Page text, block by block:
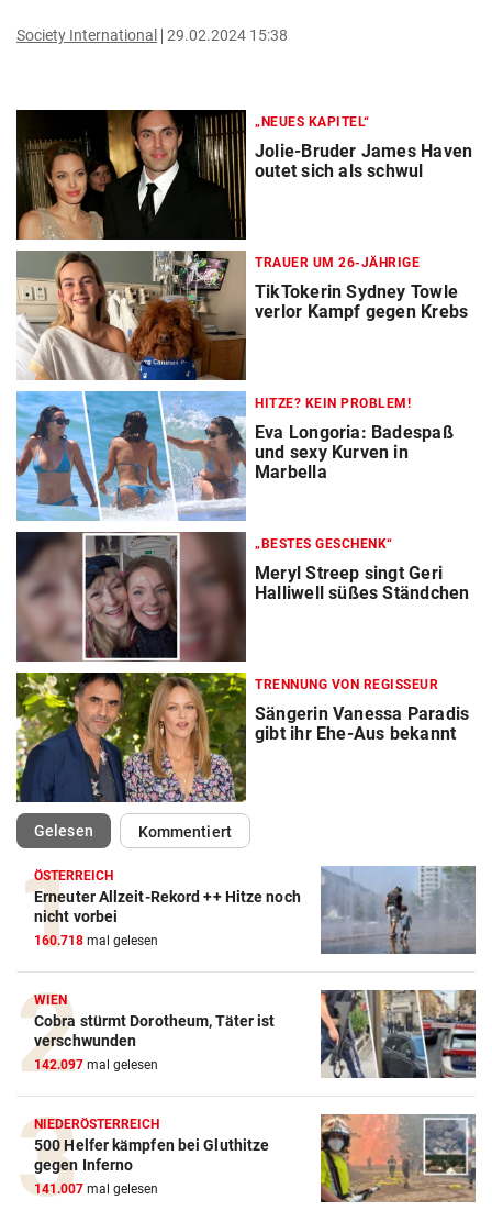
Society International 29.02.2024 15:38
„NEUES KAPITEL“
Jolie-Bruder James Haven
outet sich als schwul
TRAUER UM 26-JÄHRIGE
TikTokerin Sydney Towle
verlor Kampf gegen Krebs
HITZE? KEIN PROBLEM!
Eva Longoria: Badespaß
und sexy Kurven in
Marbella
„BESTES GESCHENK“
Meryl Streep singt Geri
Halliwell süßes Ständchen
TRENNUNG VON REGISSEUR
Sängerin Vanessa Paradis
gibt ihr Ehe-Aus bekannt
Gelesen(ausgewählt)Kommentiert
ÖSTERREICH
Erneuter Allzeit-Rekord ++ Hitze noch
nicht vorbei
160.718 mal gelesen
WIEN
Cobra stürmt Dorotheum, Täter ist
verschwunden
142.097 mal gelesen
NIEDERÖSTERREICH
500 Helfer kämpfen bei Gluthitze
gegen Inferno
141.007 mal gelesen